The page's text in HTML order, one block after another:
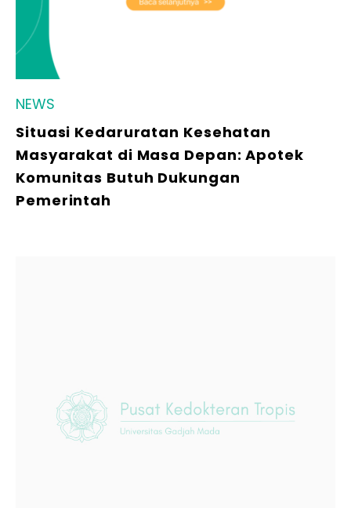
NEWS
Situasi Kedaruratan Kesehatan
Masyarakat di Masa Depan: Apotek
Komunitas Butuh Dukungan
Pemerintah